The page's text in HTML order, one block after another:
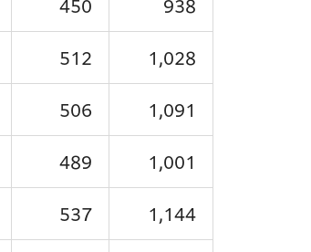
450 938
512 1,028
506 1,091
489 1,001
537 1,144